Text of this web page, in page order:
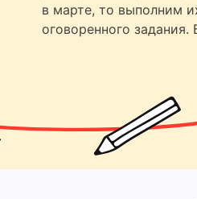
в марте, то выполним
оговоренного задания.